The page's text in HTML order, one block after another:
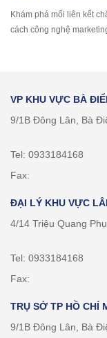
Khám phá mối liên kết
cách công nghệ
VP KHU VỰC BÀ
9/1B Đông Lân, Bà
Tel: 0933184168
Fax:
ĐẠI LÝ KHU VỰC
4/14 Triệu Quang
Tel: 0933184168
Fax:
TRỤ SỞ TP HỒ CHÍ
9/1B Đông Lân, Bà